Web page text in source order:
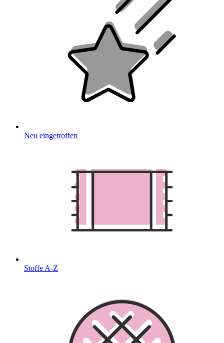
Neu eingetroffen
Stoffe A-Z